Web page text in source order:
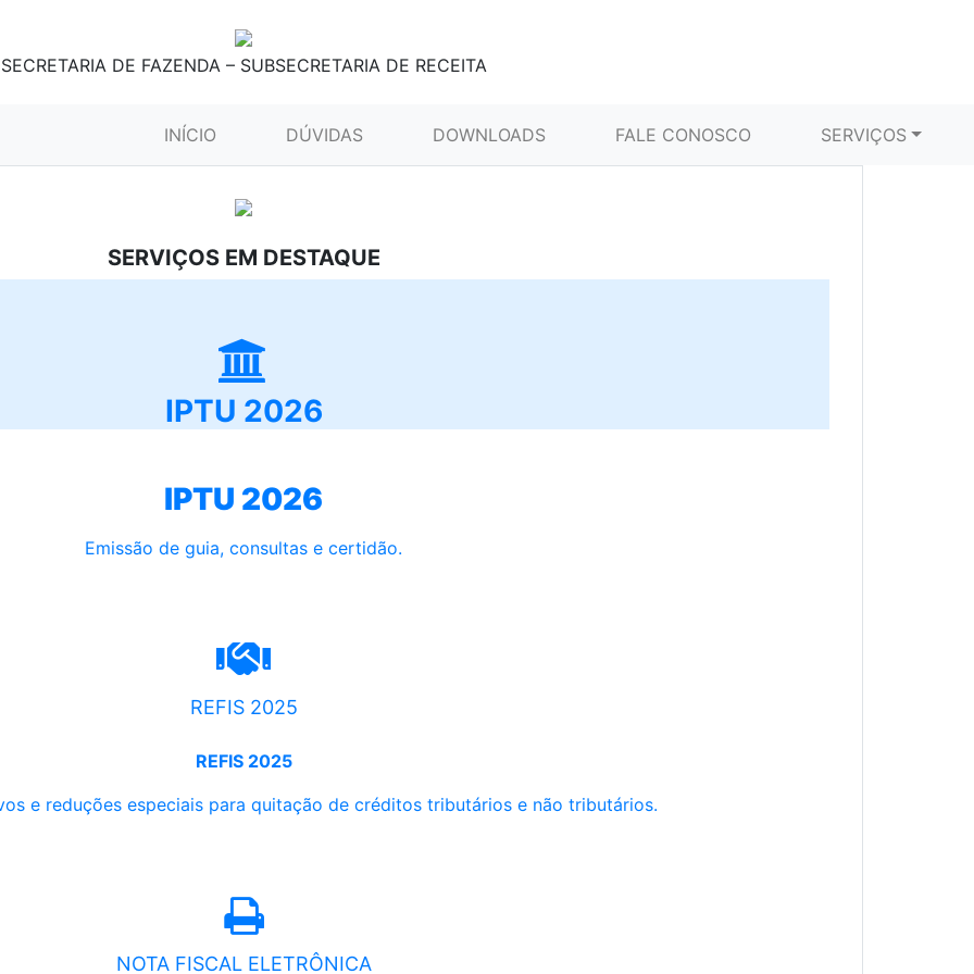
SECRETARIA DE FAZENDA – SUBSECRETARIA DE RECEITA
INÍCIO (CURRENT)DÚVIDAS DOWNLOADS FALE CONOSCO SERVIÇOS
SERVIÇOS EM DESTAQUE
IPTU 2026
IPTU 2026
Emissão de guia, consultas e certidão.
REFIS 2025
REFIS 2025
e reduções especiais para quitação de créditos tributários e não tributários.
NOTA FISCAL ELETRÔNICA